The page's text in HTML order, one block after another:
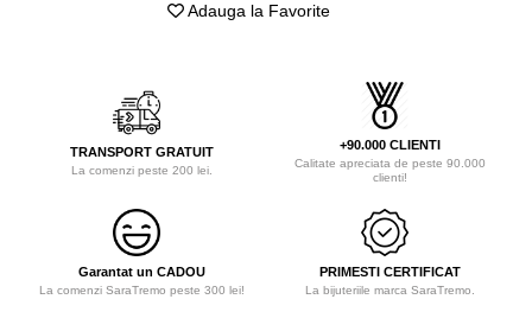
Adauga la Favorite
TRANSPORT GRATUIT
La comenzi peste 200 lei.
+90.000 CLIENTI
Calitate apreciata de peste 90.000
clienti!
Garantat un CADOU
La comenzi SaraTremo peste 300 lei!
PRIMESTI CERTIFICAT
La bijuteriile marca SaraTremo.